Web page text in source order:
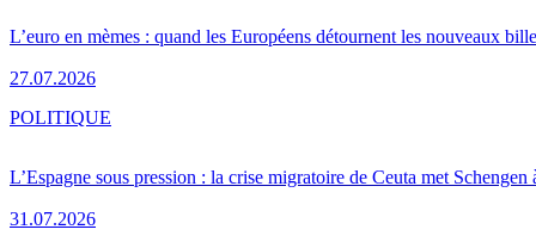
L’euro en mèmes : quand les Européens détournent les nouveaux
27.07.2026
L’Espagne sous pression : la crise migratoire de Ceuta met Schengen
31.07.2026
POLITIQUE